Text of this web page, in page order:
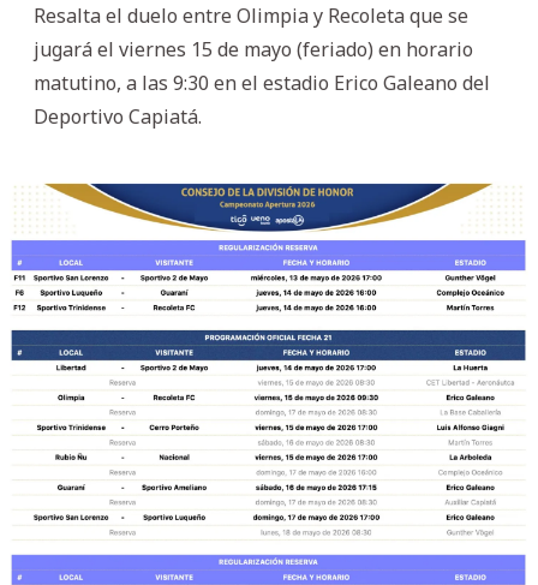
Resalta el duelo entre Olimpia y Recoleta que se
jugará el viernes 15 de mayo (feriado) en horario
matutino, a las 9:30 en el estadio Erico Galeano del
Deportivo Capiatá.